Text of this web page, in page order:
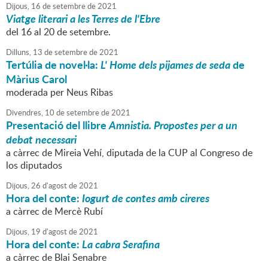
Dijous, 16 desetembrede2021
Viatge literari a les Terres de l'Ebre
del 16 al 20 de setembre.
Dilluns, 13 desetembrede2021
Tertúlia de novel·la:L' Home dels pijames de sedade
Màrius Carol
moderada per Neus Ribas
Divendres, 10 desetembrede2021
Presentació del llibreAmnistia. Propostes per a un
debat necessari
a càrrec de Mireia Vehí, diputada de la CUP al Congreso de
los diputados
Dijous,26 d'agostde2021
Hora del conte:Iogurt de contes amb cireres
a càrrec de Mercè Rubí
Dijous, 19 d'agostde2021
Hora del conte:La cabra Serafina
a càrrec de Blai Senabre